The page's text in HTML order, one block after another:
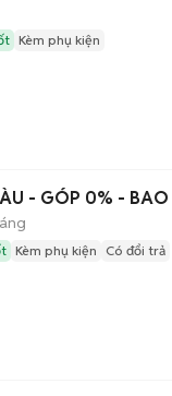
Kèm phụ kiện
- GÓP 0% -
Kèm phụ kiện Có đổi trả